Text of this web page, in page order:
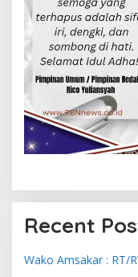
Recent
Wako Amsakar : RT/